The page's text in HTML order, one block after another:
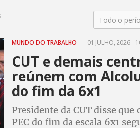
Todo o
MUNDO DO TRABALHO 01 JULHO, 2026 -
CUT e demais
reúnem com
do fim da 6x1
Presidente da CUT disse que
PEC do fim da escala 6x1